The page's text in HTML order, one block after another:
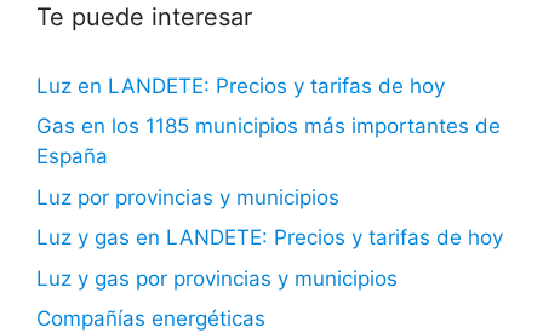
Te puede interesar
Luz en LANDETE: Precios y tarifas de hoy
Gas en los 1185 municipios más importantes de
España
Luz por provincias y municipios
Luz y gas en LANDETE: Precios y tarifas de hoy
Luz y gas por provincias y municipios
Compañías energéticas